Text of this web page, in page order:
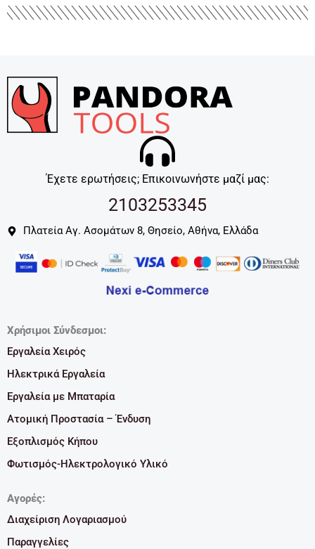
Έχετε ερωτήσεις; Επικοινωνήστε μαζί μας:
2103253345
Πλατεία Αγ. Ασομάτων 8, Θησείο, Αθήνα, Ελλάδα
Χρήσιμοι Σύνδεσμοι:
Εργαλεία Χειρός
Ηλεκτρικά Εργαλεία
Εργαλεία με Μπαταρία
Ατομική Προστασία – Ένδυση
Εξοπλισμός Κήπου
Φωτισμός-Ηλεκτρολογικό Υλικό
Αγορές:
Διαχείριση Λογαριασμού
Παραγγελίες